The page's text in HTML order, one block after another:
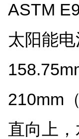
ASTM
太阳能
210mm
直向上